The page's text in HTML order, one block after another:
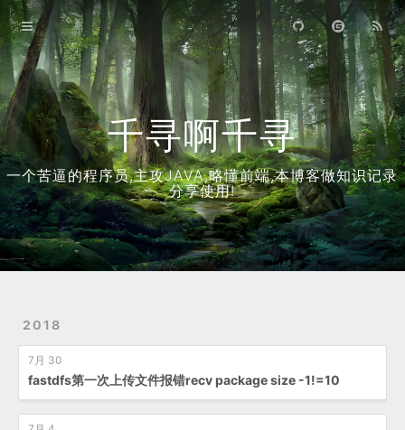
千寻啊千寻
一个苦逼的程序员,主攻JAVA,略懂前端,本博客做知识记录
分享使用!
2018
7月 30
fastdfs第一次上传文件报错recv package size -1!=10
首页
归档
关于